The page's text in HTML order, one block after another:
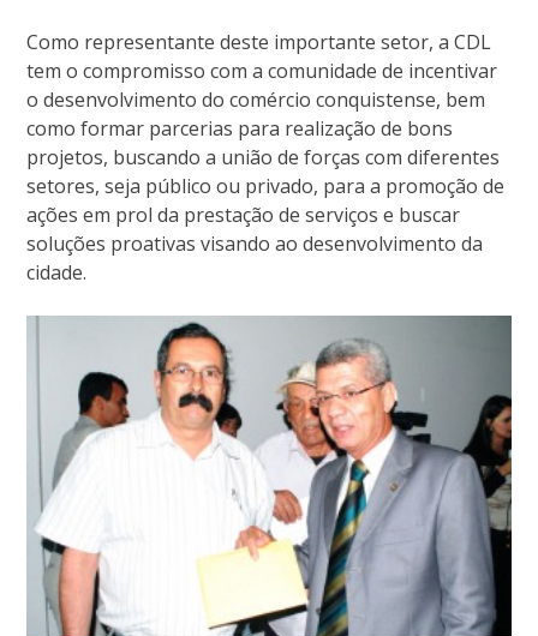
Como representante deste importante setor, a CDL
tem o compromisso com a comunidade de incentivar
o desenvolvimento do comércio conquistense, bem
como formar parcerias para realização de bons
projetos, buscando a união de forças com diferentes
setores, seja público ou privado, para a promoção de
ações em prol da prestação de serviços e buscar
soluções proativas visando ao desenvolvimento da
cidade.